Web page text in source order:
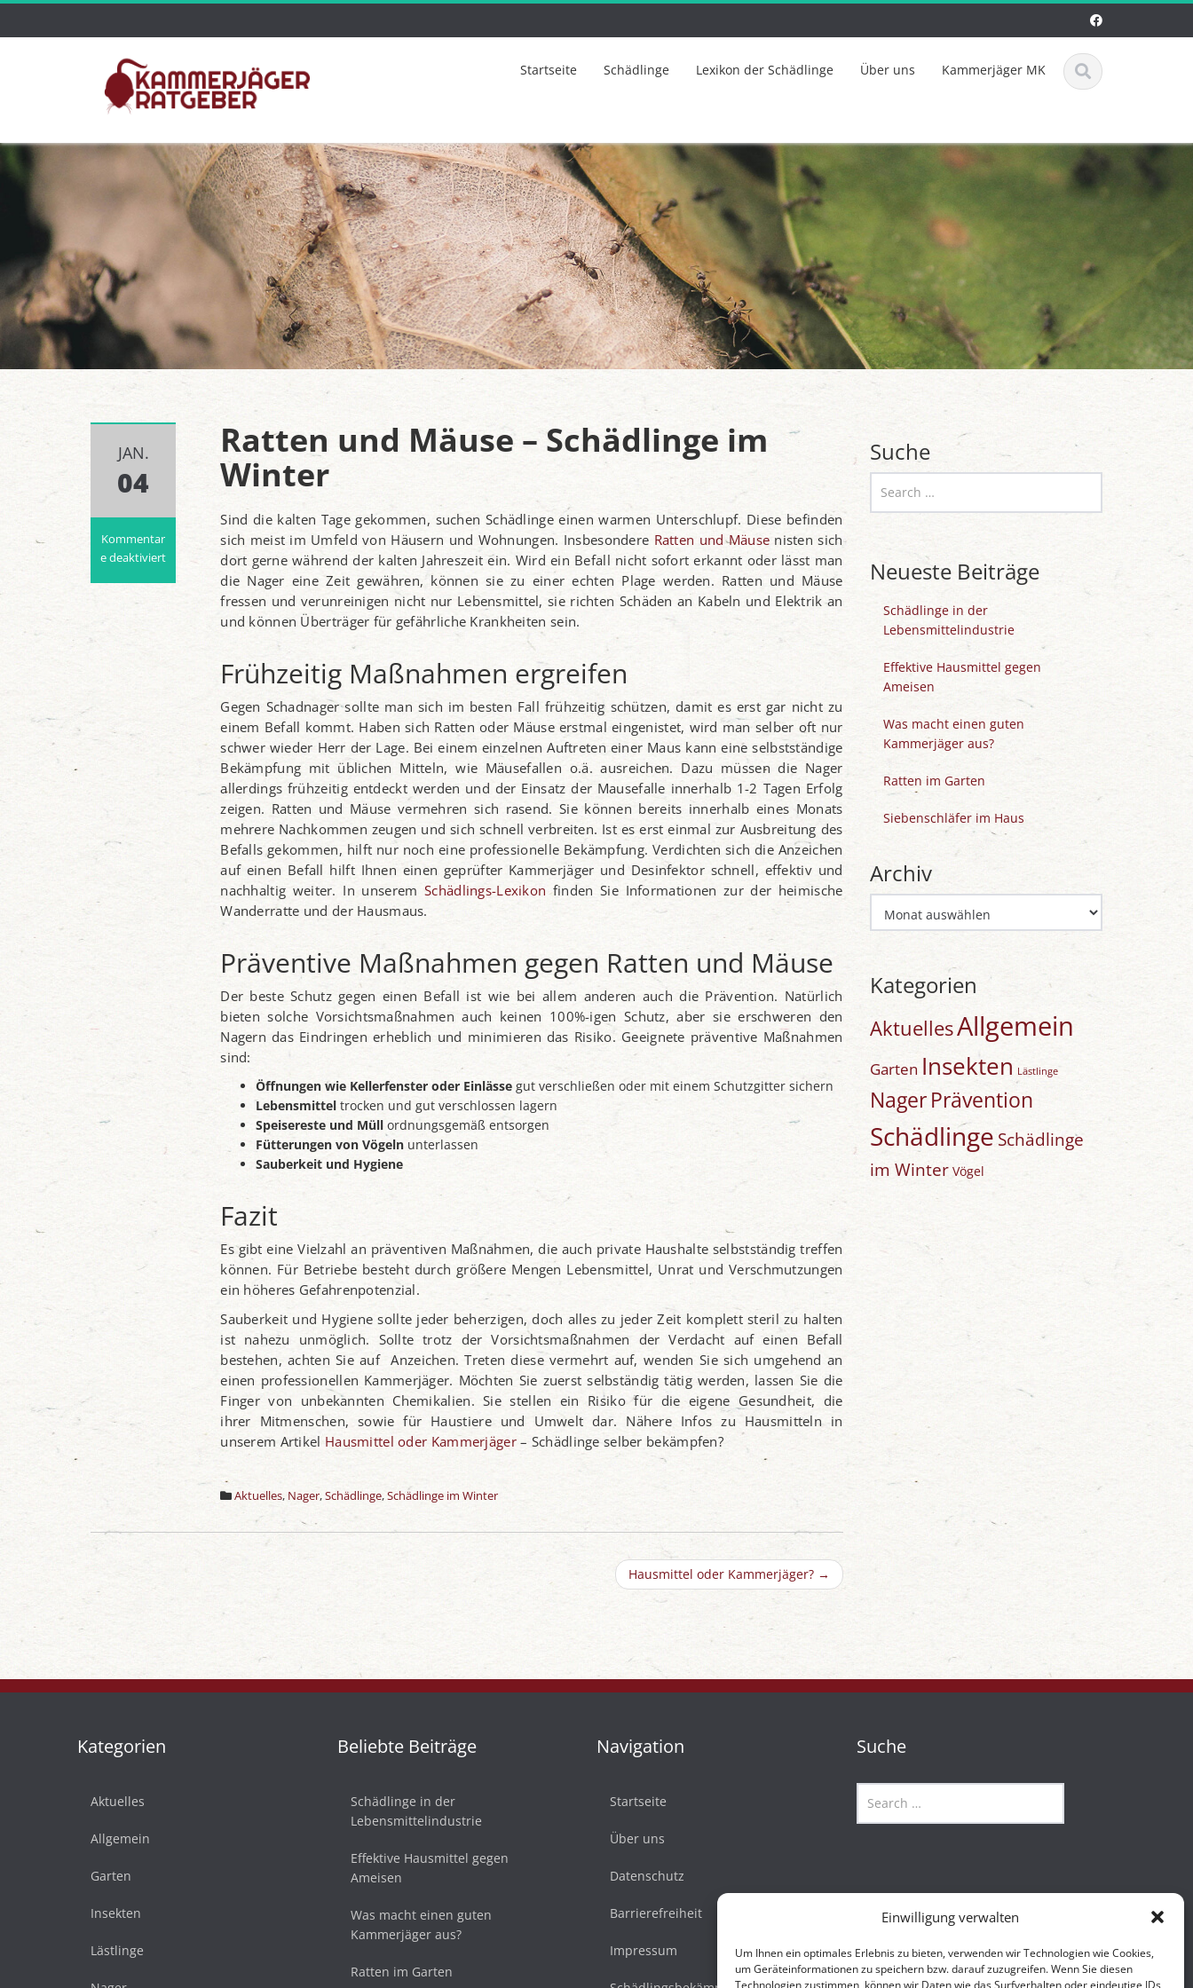
Einwilligung verwalten
Um Ihnen ein optimales Erlebnis zu bieten, verwenden wir Technologien wie Cookies,
um Geräteinformationen zu speichern bzw. darauf zuzugreifen. Wenn Sie diesen
Technologien zustimmen, können wir Daten wie das Surfverhalten oder eindeutige IDs
Startseite Schädlinge Lexikon der Schädlinge Über uns Kammerjäger MK
JAN.
04
Kommentar
e deaktiviert
Mäuse
Ratten und Mäuse – Schädlinge im
Winter
Sind die kalten Tage gekommen, suchen Schädlinge einen warmen Unterschlupf. Diese befinden
sich meist im Umfeld von Häusern und Wohnungen. Insbesondere Ratten und Mäuse nisten sich
dort gerne während der kalten Jahreszeit ein. Wird ein Befall nicht sofort erkannt oder lässt man
die Nager eine Zeit gewähren, können sie zu einer echten Plage werden. Ratten und Mäuse
fressen und verunreinigen nicht nur Lebensmittel, sie richten Schäden an Kabeln und Elektrik an
und können Überträger für gefährliche Krankheiten sein.
Frühzeitig Maßnahmen ergreifen
Gegen Schadnager sollte man sich im besten Fall frühzeitig schützen, damit es erst gar nicht zu
einem Befall kommt. Haben sich Ratten oder Mäuse erstmal eingenistet, wird man selber oft nur
schwer wieder Herr der Lage. Bei einem einzelnen Auftreten einer Maus kann eine selbstständige
Bekämpfung mit üblichen Mitteln, wie Mäusefallen o.ä. ausreichen. Dazu müssen die Nager
allerdings frühzeitig entdeckt werden und der Einsatz der Mausefalle innerhalb 1-2 Tagen Erfolg
zeigen. Ratten und Mäuse vermehren sich rasend. Sie können bereits innerhalb eines Monats
mehrere Nachkommen zeugen und sich schnell verbreiten. Ist es erst einmal zur Ausbreitung des
Befalls gekommen, hilft nur noch eine professionelle Bekämpfung. Verdichten sich die Anzeichen
auf einen Befall hilft Ihnen einen geprüfter Kammerjäger und Desinfektor schnell, effektiv und
nachhaltig weiter. In unseremSchädlings-Lexikon finden Sie Informationen zur der heimische
Wanderratte und der Hausmaus.
Präventive Maßnahmen gegen Ratten und Mäuse
Der beste Schutz gegen einen Befall ist wie bei allem anderen auch die Prävention. Natürlich
bieten solche Vorsichtsmaßnahmen auch keinen 100%-igen Schutz, aber sie erschweren den
Nagern das Eindringen erheblich und minimieren das Risiko. Geeignete präventive Maßnahmen
sind:
Öffnungen wie Kellerfenster oder Einlässe gut verschließen oder mit einem Schutzgitter sichern
Lebensmittel trocken und gut verschlossen lagern
Speisereste und Müll ordnungsgemäß entsorgen
Fütterungen von Vögeln unterlassen
Sauberkeit und Hygiene
Fazit
Es gibt eine Vielzahl an präventiven Maßnahmen, die auch private Haushalte selbstständig treffen
können. Für Betriebe besteht durch größere Mengen Lebensmittel, Unrat und Verschmutzungen
ein höheres Gefahrenpotenzial.
Sauberkeit und Hygiene sollte jeder beherzigen, doch alles zu jeder Zeit komplett steril zu halten
ist nahezu unmöglich. Sollte trotz der Vorsichtsmaßnahmen der Verdacht auf einen Befall
bestehen, achten Sie auf Anzeichen. Treten diese vermehrt auf, wenden Sie sich umgehend an
einen professionellen Kammerjäger. Möchten Sie zuerst selbständig tätig werden, lassen Sie die
Finger von unbekannten Chemikalien. Sie stellen ein Risiko für die eigene Gesundheit, die
ihrer Mitmenschen, sowie für Haustiere und Umwelt dar. Nähere Infos zu Hausmitteln in
unserem Artikel Hausmittel oder Kammerjäger– Schädlinge selber bekämpfen?
Aktuelles, Nager,Schädlinge,Schädlinge im Winter
Hausmittel oder Kammerjäger? →
Suche
Neueste Beiträge
Schädlinge in der
Lebensmittelindustrie
Effektive Hausmittel gegen
Ameisen
Was macht einen guten
Kammerjäger aus?
Ratten im Garten
Siebenschläfer im Haus
Archiv
Kategorien
AktuellesAllgemein
Garten Insekten Lästlinge
Nager Prävention
Schädlinge Schädlinge
im Winter Vögel
Kategorien
Aktuelles
Allgemein
Garten
Insekten
Lästlinge
Beliebte Beiträge
Schädlinge in der
Lebensmittelindustrie
Effektive Hausmittel gegen
Ameisen
Was macht einen guten
Kammerjäger aus?
Ratten im Garten
Navigation
Startseite
Über uns
Datenschutz
Barrierefreiheit
Impressum
Suche